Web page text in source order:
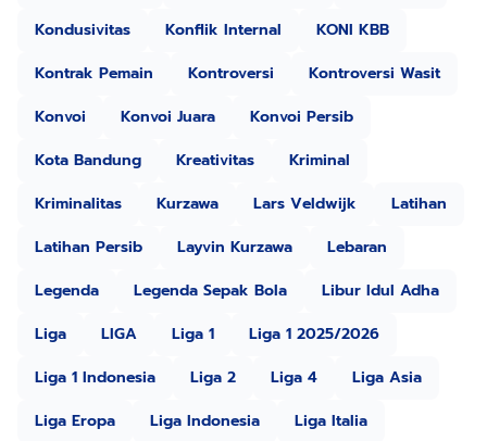
Kondusivitas
Konflik Internal
KONI KBB
Kontrak Pemain
Kontroversi
Kontroversi Wasit
Konvoi
Konvoi Juara
Konvoi Persib
Kota Bandung
Kreativitas
Kriminal
Kriminalitas
Kurzawa Lars Veldwijk
Latihan
Latihan Persib
Layvin Kurzawa
Lebaran
Legenda
Legenda Sepak Bola
Libur Idul Adha
Liga
LIGA Liga 1
Liga 1 2025/2026
Liga 1 Indonesia
Liga 2 Liga 4
Liga Asia
Liga Eropa
Liga Indonesia
Liga Italia